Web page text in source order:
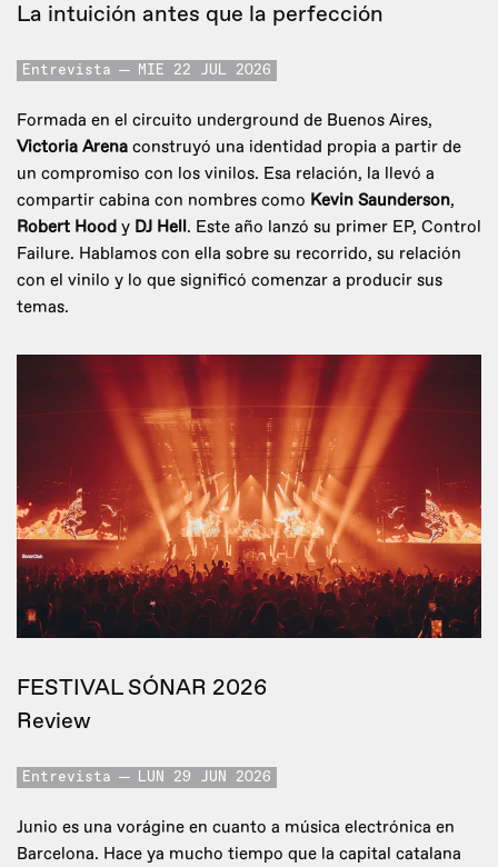
La intuición antes que la perfección
Entrevista MIE 22 JUL 2026
Formada en el circuito underground de Buenos Aires,
Victoria Arena construyó una identidad propia a partir de
un compromiso con los vinilos. Esa relación, la llevó a
compartir cabina con nombres como Kevin Saunderson,
Robert Hood y DJ Hell. Este año lanzó su primer EP, Control
Failure. Hablamos con ella sobre su recorrido, su relación
con el vinilo y lo que significó comenzar a producir sus
temas.
FESTIVAL SÓNAR 2026
Review
Entrevista LUN 29 JUN 2026
Junio es una vorágine en cuanto a música electrónica en
Barcelona. Hace ya mucho tiempo que la capital catalana